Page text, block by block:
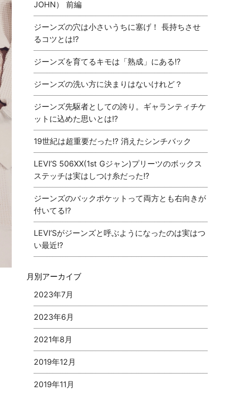
JOHN） 前編
ジーンズの穴は小さいうちに塞げ！ 長持ちさせ
るコツとは!?
ジーンズを育てるキモは「熟成」にある!?
ジーンズの洗い方に決まりはないけれど？
ジーンズ先駆者としての誇り。ギャランティチケ
ットに込めた思いとは!?
19世紀は超重要だった!? 消えたシンチバック
LEVI’S 506XX(1st Gジャン)プリーツのボックス
ステッチは実はしつけ糸だった!?
ジーンズのバックポケットって両方とも右向きが
付いてる!?
LEVI’Sがジーンズと呼ぶようになったのは実はつ
い最近!?
月別アーカイブ
2023年7月
2023年6月
2021年8月
2019年12月
2019年11月